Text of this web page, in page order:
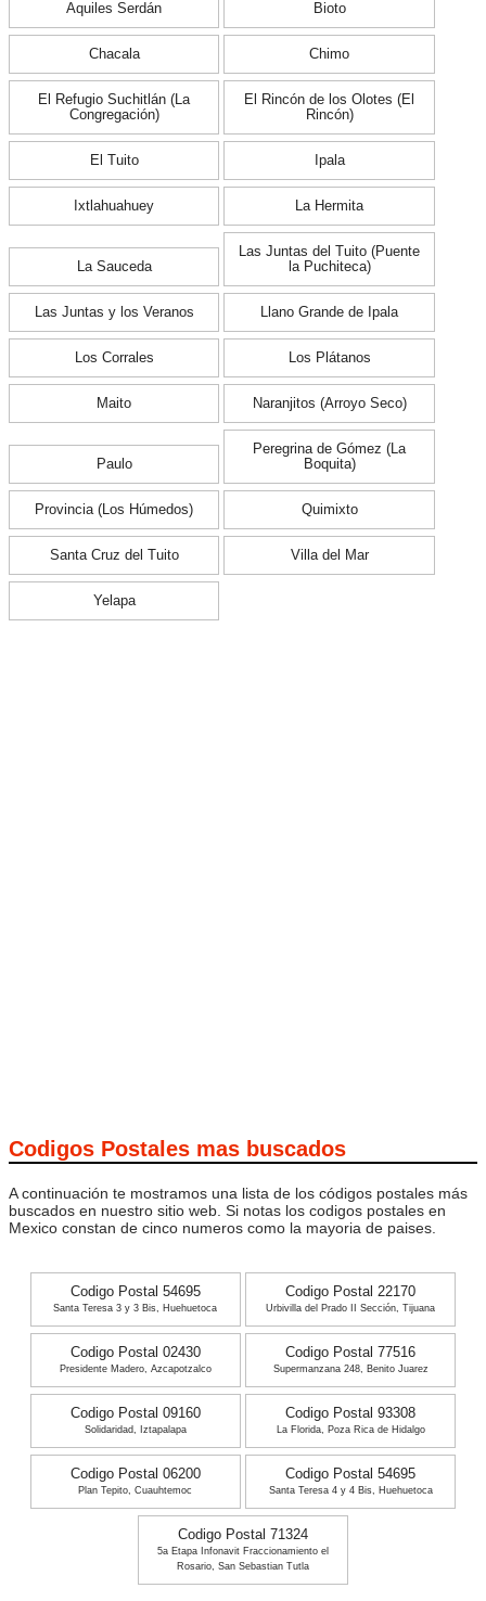
Aquiles Serdán Bioto
Chacala Chimo
El Refugio Suchitlán (La
Congregación)
El Rincón de los Olotes (El
Rincón)
El Tuito Ipala
Ixtlahuahuey La Hermita
La Sauceda
Las Juntas del Tuito (Puente
la Puchiteca)
Las Juntas y los Veranos Llano Grande de Ipala
Los Corrales Los Plátanos
Maito Naranjitos (Arroyo Seco)
Paulo
Peregrina de Gómez (La
Boquita)
Provincia (Los Húmedos) Quimixto
Santa Cruz del Tuito Villa del Mar
Yelapa
Codigos Postales mas buscados
A continuación te mostramos una lista de los códigos postales más
buscados en nuestro sitio web. Si notas los codigos postales en
Mexico constan de cinco numeros como la mayoria de paises.
Codigo Postal 54695
Santa Teresa 3 y 3 Bis, Huehuetoca
Codigo Postal 22170
Urbivilla del Prado II Sección, Tijuana
Codigo Postal 02430
Presidente Madero, Azcapotzalco
Codigo Postal 77516
Supermanzana 248, Benito Juarez
Codigo Postal 09160
Solidaridad, Iztapalapa
Codigo Postal 93308
La Florida, Poza Rica de Hidalgo
Codigo Postal 06200
Plan Tepito, Cuauhtemoc
Codigo Postal 54695
Santa Teresa 4 y 4 Bis, Huehuetoca
Codigo Postal 71324
5a Etapa Infonavit Fraccionamiento el
Rosario, San Sebastian Tutla